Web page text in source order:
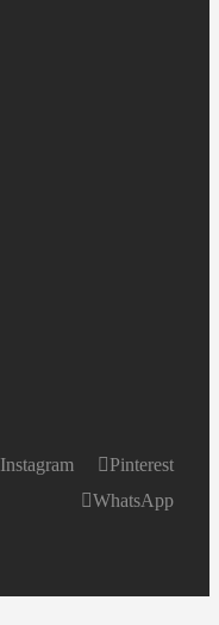
Instagram
Pinterest
WhatsApp